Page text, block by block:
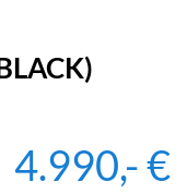
4.990,- €